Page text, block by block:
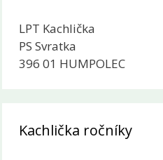
LPT Kachlička
PS Svratka
396 01 HUMPOLEC
Kachlička ročníky